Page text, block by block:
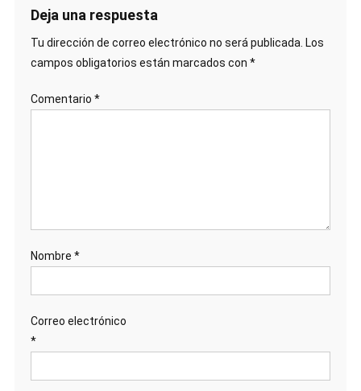
Deja una respuesta
Tu dirección de correo electrónico no será publicada. Los
campos obligatorios están marcados con *
Comentario *
Nombre *
Correo electrónico
*